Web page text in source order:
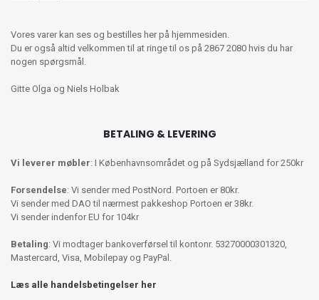
Vores varer kan ses og bestilles her på hjemmesiden.
Du er også altid velkommen til at ringe til os på 2867 2080 hvis du har
nogen spørgsmål.
Gitte Olga og Niels Holbak
BETALING & LEVERING
Vi leverer møbler: I Københavnsområdet og på Sydsjælland for 250kr
Forsendelse: Vi sender med PostNord. Portoen er 80kr.
Vi sender med DAO til nærmest pakkeshop Portoen er 38kr.
Vi sender indenfor EU for 104kr
Betaling: Vi modtager bankoverførsel til kontonr. 53270000301320,
Mastercard, Visa, Mobilepay og PayPal.
Læs alle handelsbetingelser her